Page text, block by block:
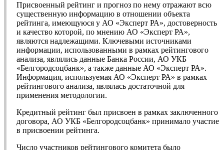
Присвоенный рейтинг и прогноз по нему отражают всю
существенную информацию в отношении объекта
рейтинга, имеющуюся у АО «Эксперт РА», достоверность
и качество которой, по мнению АО «Эксперт РА»,
являются надлежащими. Ключевыми источниками
информации, использованными в рамках рейтингового
анализа, являлись данные Банка России, АО УКБ
«Белгородсоцбанк», а также данные АО «Эксперт РА».
Информация, используемая АО «Эксперт РА» в рамках
рейтингового анализа, являлась достаточной для
применения методологии.
Кредитный рейтинг был присвоен в рамках заключенного
договора, АО УКБ «Белгородсоцбанк» принимало участие
в присвоении рейтинга.
Число участников рейтингового комитета было